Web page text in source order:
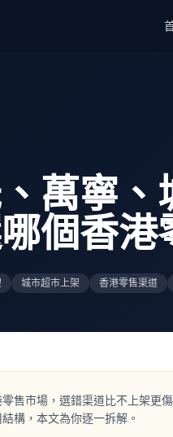
萬寧
個香港
城市超市上架 香港零售渠道
售市場，選錯渠道比不上架更
構，本文為你逐一拆解。